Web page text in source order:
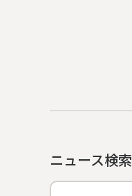
ニュース検索